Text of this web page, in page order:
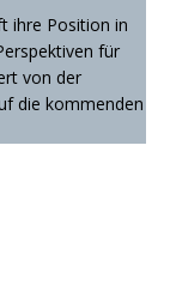
ihre Position in
für
von der
die kommenden